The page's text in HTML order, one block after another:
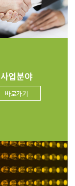
사업분야
바로가기